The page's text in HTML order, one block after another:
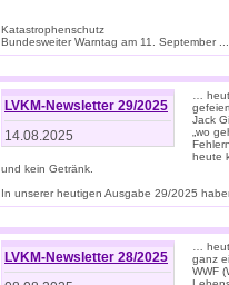
Katastrophenschutz
Bundesweiter Warntag am 11. September
LVKM-Newsletter 29/2025
14.08.2025
…
Jack
„wo
heute
und kein Getränk.
In unserer heutigen Ausgabe 29/2025
LVKM-Newsletter 28/2025
…
ganz
WWF